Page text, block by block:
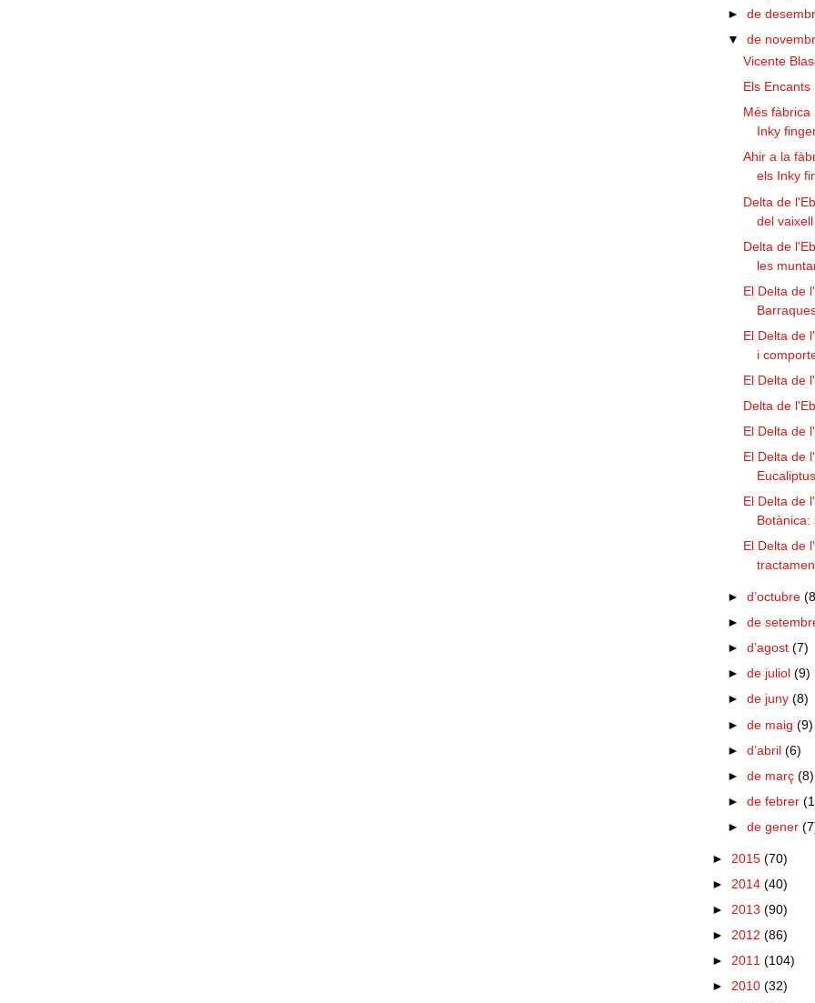
► de
▼ de
Vicente
Els Encants
Més fàbrica
Inky
Ahir a la
els Inky
Delta de
del vaixell
Delta de
les
El Delta de
El Delta de
i
El Delta de
Delta de
El Delta de
El Delta de
El Delta de
Botànica:
El Delta de
► d’octubre
► de
► d’agost (7)
► de juliol (9)
► de juny (8)
► de maig (9)
► d’abril (6)
► de març (8)
► de febrer
► de gener
► 2015 (70)
► 2014 (40)
► 2013 (90)
► 2012 (86)
► 2011 (104)
► 2010 (32)